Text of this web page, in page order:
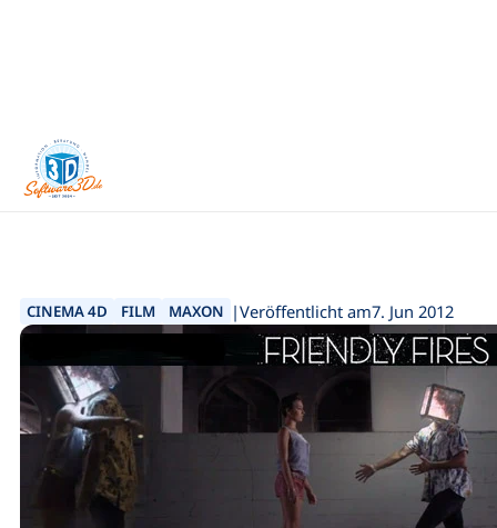
Home 3D News
CINEMA 4D FILM MAXON |Veröffentlicht am7. Jun 2012